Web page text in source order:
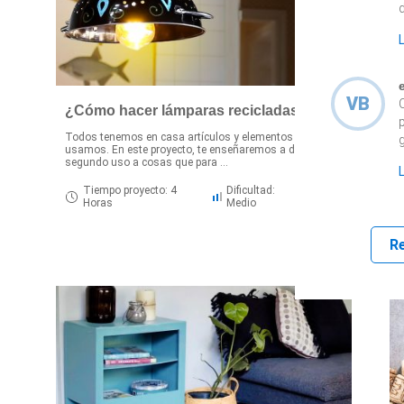
VB
¿Cómo hacer lámparas recicladas?
Todos tenemos en casa artículos y elementos que no
usamos. En este proyecto, te enseñaremos a darle un
segundo uso a cosas que para ...
Tiempo proyecto: 4
Horas
Dificultad:
Medio